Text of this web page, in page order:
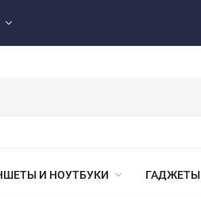
И НОУТБУКИ ГАДЖЕТЫ